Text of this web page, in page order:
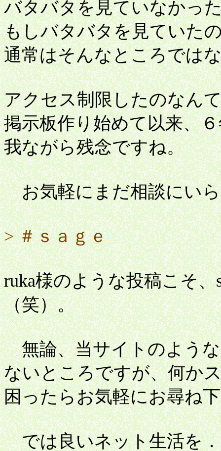
バタバタを見ていなかっ
もしバタバタを見ていた
通常はそんなところでは
アクセス制限したのなん
掲示板作り始めて以来、
我ながら残念ですね。
お気軽にまだ相談にいら
> ＃ｓａｇｅ
ruka様のような投稿こそ
（笑）。
無論、当サイトのような
ないところですが、何か
困ったらお気軽にお尋ね
では良いネット生活を．